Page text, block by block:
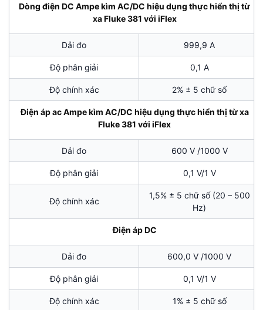
Dòng điện DC Ampe kìm AC/DC hiệu dụng thực hiển thị từ
xa Fluke 381 với iFlex
Dải đo 999,9 A
Độ phân giải 0,1 A
Độ chính xác 2% ± 5 chữ số
Điện áp ac Ampe kìm AC/DC hiệu dụng thực hiển thị từ xa
Fluke 381 với iFlex
Dải đo 600 V /1000 V
Độ phân giải 0,1 V/1 V
Độ chính xác
1,5% ± 5 chữ số (20 – 500
Hz)
Điện áp DC
Dải đo 600,0 V /1000 V
Độ phân giải 0,1 V/1 V
Độ chính xác 1% ± 5 chữ số